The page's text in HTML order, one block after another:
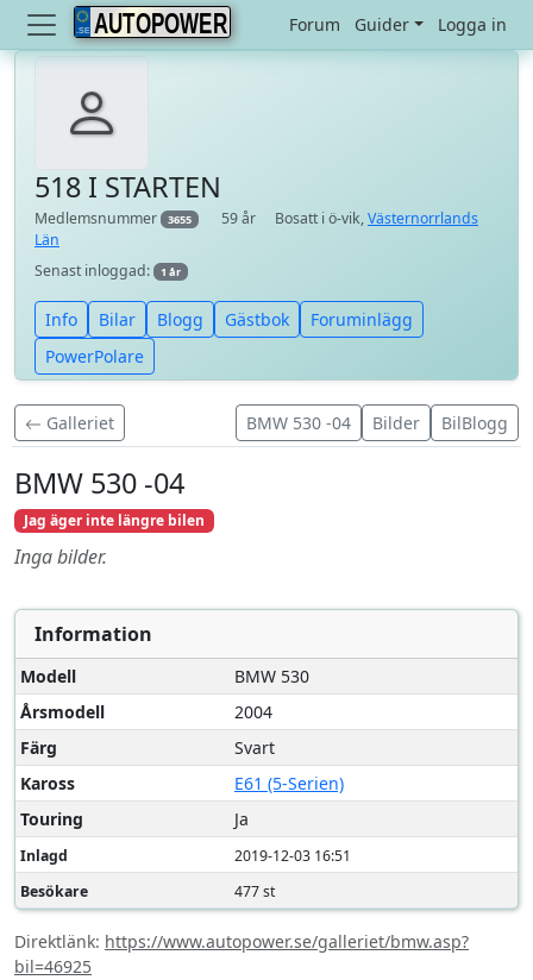
AUTOPOWER Forum Guider Logga in
518 I STARTEN
Medlemsnummer 3655 59 år Bosatt i ö-vik,Västernorrlands
Län
Senast inloggad:
1 år
Info Bilar Blogg Gästbok
Foruminlägg
PowerPolare
Galleriet BMW 530 -04 Bilder BilBlogg
BMW 530 -04
Jag äger inte längre bilen
Inga bilder.
Information
Modell
BMW 530
Årsmodell
2004
Färg
Svart
Kaross
E61 (5-Serien)
Touring
Ja
Inlagd
2019-12-03 16:51
Besökare
477 st
Direktlänk: https://www.autopower.se/galleriet/bmw.asp?
bil=46925